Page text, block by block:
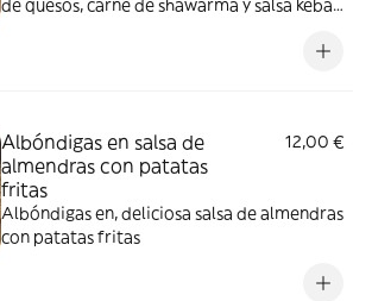
de quesos, carne de shawarma y salsa kebab
Albóndigas en salsa de
almendras con patatas
fritas
12,00 €
Albóndigas en, deliciosa salsa de almendras
con patatas fritas